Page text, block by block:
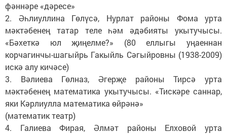
фәннәре «дәресе»
2. Әһлиуллина Гөлүсә, Нурлат районы Фома урта
мәктәбенең татар теле һәм әдәбияты укытучысы.
«Бәхеткә юл җиңелме?» (80 еллыгы уңаеннан
корчагинчы-шагыйрь Гакыйль Сәгыйровны (1938-2009)
искә алу кичәсе)
3. Вәлиева Гөлназ, Әгерҗе районы Тирсә урта
мәктәбенең математика укытучысы. «Тискәре саннар,
яки Кәрлиулла математика өйрәнә»
(математик театр)
4. Галиева Фирая, Әлмәт районы Елховой урта